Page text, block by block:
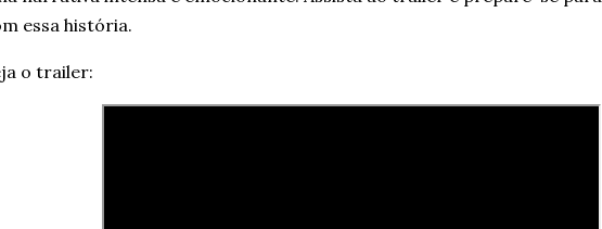
essa história.
o trailer: